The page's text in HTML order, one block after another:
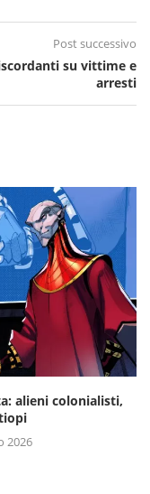
Post successivo
su vittime e
arresti
alieni colonialisti,
2026